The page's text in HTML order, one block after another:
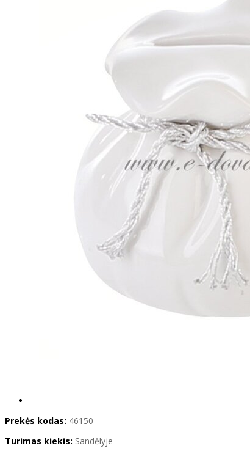
Prekės kodas: 46150
Turimas kiekis: Sandėlyje